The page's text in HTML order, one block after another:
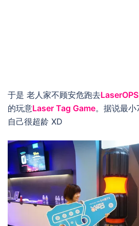
于是 老人家不顾安危跑去
的玩意Laser Tag Game。据说最
自己很超龄 XD